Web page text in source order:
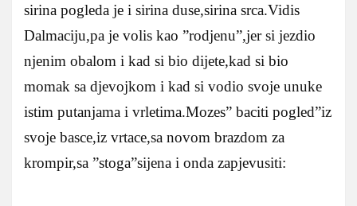
sirina pogleda je i sirina duse,sirina srca.Vidis
Dalmaciju,pa je volis kao ”rodjenu”,jer si jezdio
njenim obalom i kad si bio dijete,kad si bio
momak sa djevojkom i kad si vodio svoje unuke
istim putanjama i vrletima.Mozes” baciti pogled”iz
svoje basce,iz vrtace,sa novom brazdom za
krompir,sa ”stoga”sijena i onda zapjevusiti: